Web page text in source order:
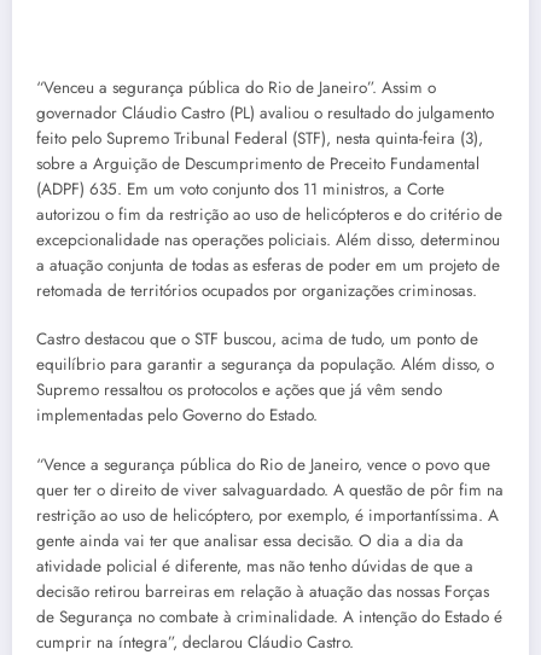
“Venceu a segurança pública do Rio de Janeiro”. Assim o
governador Cláudio Castro (PL) avaliou o resultado do julgamento
feito pelo Supremo Tribunal Federal (STF), nesta quinta-feira (3),
sobre a Arguição de Descumprimento de Preceito Fundamental
(ADPF) 635. Em um voto conjunto dos 11 ministros, a Corte
autorizou o fim da restrição ao uso de helicópteros e do critério de
excepcionalidade nas operações policiais. Além disso, determinou
a atuação conjunta de todas as esferas de poder em um projeto de
retomada de territórios ocupados por organizações criminosas.
Castro destacou que o STF buscou, acima de tudo, um ponto de
equilíbrio para garantir a segurança da população. Além disso, o
Supremo ressaltou os protocolos e ações que já vêm sendo
implementadas pelo Governo do Estado.
“Vence a segurança pública do Rio de Janeiro, vence o povo que
quer ter o direito de viver salvaguardado. A questão de pôr fim na
restrição ao uso de helicóptero, por exemplo, é importantíssima. A
gente ainda vai ter que analisar essa decisão. O dia a dia da
atividade policial é diferente, mas não tenho dúvidas de que a
decisão retirou barreiras em relação à atuação das nossas Forças
de Segurança no combate à criminalidade. A intenção do Estado é
cumprir na íntegra”, declarou Cláudio Castro.